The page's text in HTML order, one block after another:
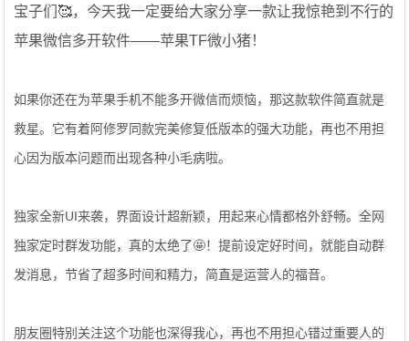
宝子们🥰，今天我一定要给大家分享一款让我惊艳到不行的
苹果微信多开软件——苹果TF微小猪！
如果你还在为苹果手机不能多开微信而烦恼，那这款软件简直就是
救星。它有着阿修罗同款完美修复低版本的强大功能，再也不用担
心因为版本问题而出现各种小毛病啦。
独家全新UI来袭，界面设计超新颖，用起来心情都格外舒畅。全网
独家定时群发功能，真的太绝了🤩！提前设定好时间，就能自动群
发消息，节省了超多时间和精力，简直是运营人的福音。
朋友圈特别关注这个功能也深得我心，再也不用担心错过重要人的